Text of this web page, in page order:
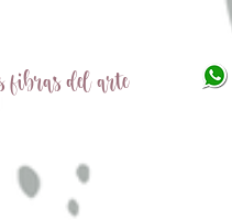
fibras del arte